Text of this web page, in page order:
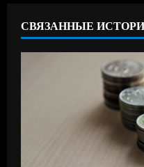
ч
СВЯЗАННЫЕ